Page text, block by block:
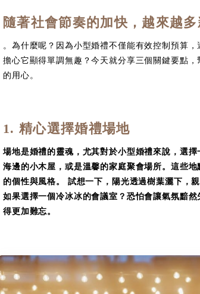
隨著社會節奏的加快，越來越
。為什麼呢？因為小型婚禮不僅能有效控制預算
擔心它顯得單調無趣？今天就分享三個關鍵要點
的用心。
1. 精心選擇婚禮場地
場地是婚禮的靈魂，尤其對於小型婚禮來說，選
海邊的小木屋，或是溫馨的家庭聚會場所。這些
的個性與風格。 試想一下，陽光透過樹葉灑下，
如果選擇一個冷冰冰的會議室？恐怕會讓氣氛黯
得更加難忘。